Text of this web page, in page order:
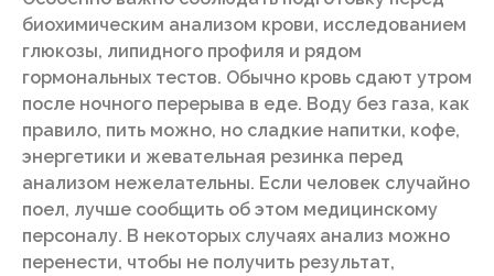
биохимическим анализом крови, исследованием
глюкозы, липидного профиля и рядом
гормональных тестов. Обычно кровь сдают утром
после ночного перерыва в еде. Воду без газа, как
правило, пить можно, но сладкие напитки, кофе,
энергетики и жевательная резинка перед
анализом нежелательны. Если человек случайно
поел, лучше сообщить об этом медицинскому
персоналу. В некоторых случаях анализ можно
перенести, чтобы не получить результат,